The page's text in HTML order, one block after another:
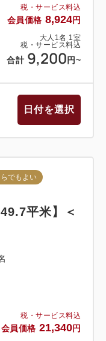
税・サービス料込
会員価格 8,924円
大人 1名 1室
税・サービス料込
合計 9,200 円~
日付を選択
税・サービス料込
会員価格 21,340円
らでもよい
平米】＜